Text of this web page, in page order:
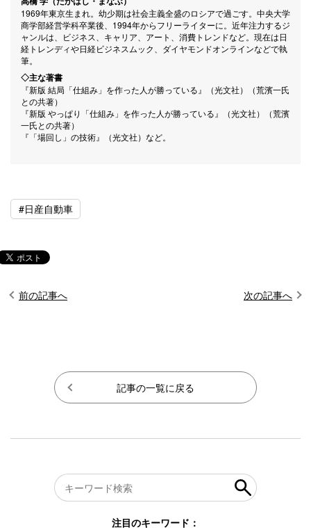
1969年東京生まれ。幼少期は社会主義全盛のロシアで過ごす。中央大学
商学部経営学科卒業後、1994年からフリーライターに。近年注力するジ
ャンルは、ビジネス、キャリア、アート、消費トレンドなど。現在は日
経トレンディや日経ビジネスムック、ダイヤモンドオンラインなどで執
筆。
◇主な著書
『新版 結局「仕組み」を作った人が勝っている』（光文社）（荒濱一氏
との共著）
『新版 やっぱり「仕組み」を作った人が勝っている』（光文社）（荒濱
一氏との共著）
『「場回し」の技術』（光文社）など。
#日産自動車
前の記事へ 次の記事へ
記事の一覧に戻る
注目のキーワード：